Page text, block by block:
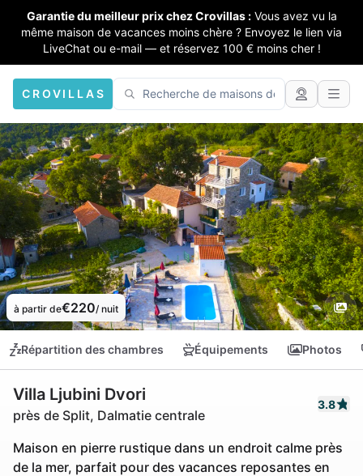
Garantie du meilleur prix chez Crovillas : Vous avez vu la
même maison de vacances moins chère ? Envoyez le lien via
LiveChat ou e-mail — et réservez 100 € moins cher !
CROVILLAS
à partir de€220/ nuit
Répartition des chambres Équipements Photos
Villa Ljubini Dvori
près de Split, Dalmatie centrale
3.8
Maison en pierre rustique dans un endroit calme près
de la mer, parfait pour des vacances reposantes en